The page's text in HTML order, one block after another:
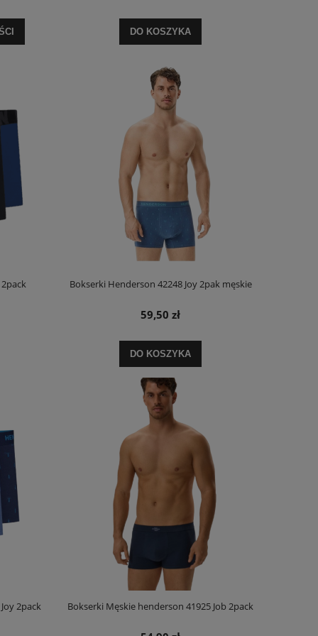
DO KOSZYKA
Bokserki Henderson 42248 Joy 2pak męskie
59,50 zł
DO KOSZYKA
2pack Bokserki Męskie henderson 41925 Job 2pack